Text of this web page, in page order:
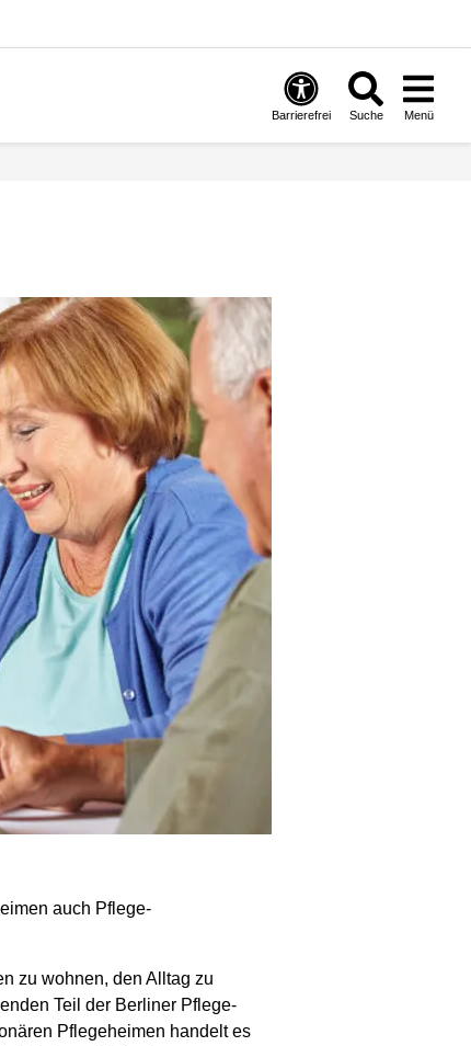
Barrierefrei Suche Menü
auch Pflege-
zu wohnen, den Alltag zu
Teil der Berliner Pflege-
Pflegeheimen handelt es